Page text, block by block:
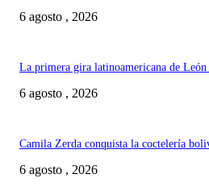
6 agosto , 2026
La primera gira latinoamericana de
6 agosto , 2026
Camila Zerda conquista la coctelería
6 agosto , 2026